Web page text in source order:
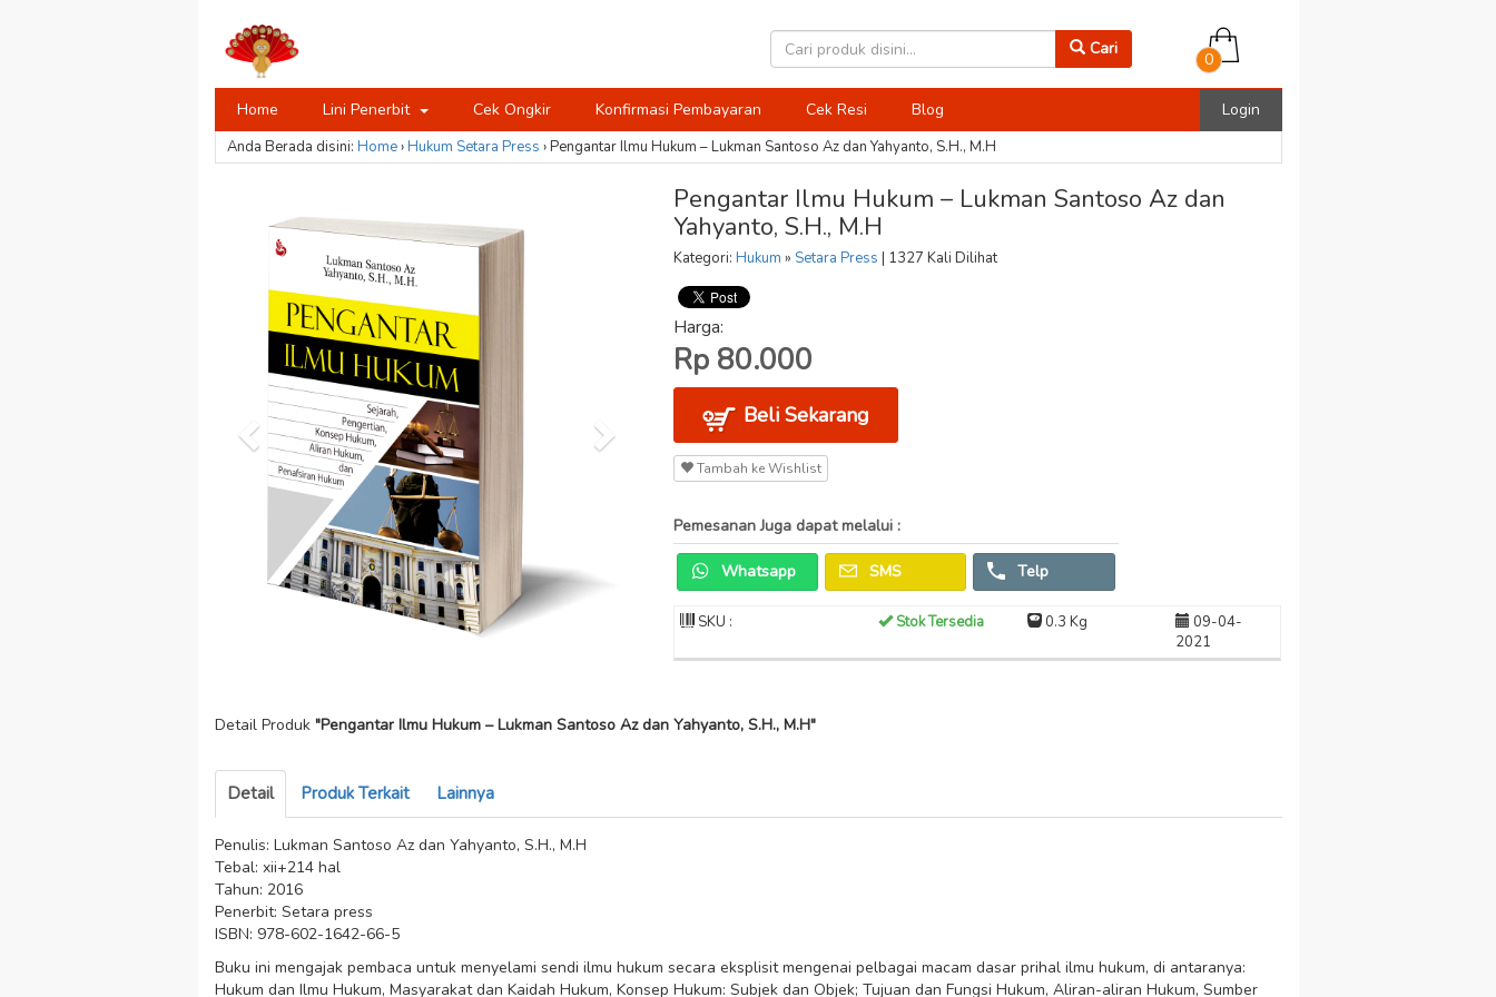
Cari
0
Home Lini Penerbit Cek Ongkir Konfirmasi Pembayaran Cek Resi Blog Login
Anda Berada disini: Home›Hukum Setara Press ›Pengantar Ilmu Hukum – Lukman Santoso Az dan Yahyanto, S.H., M.H
Pengantar Ilmu Hukum – Lukman Santoso Az dan
Yahyanto, S.H., M.H
Kategori: Hukum » Setara Press | 1327 Kali Dilihat
Harga:
Rp 80.000
Beli Sekarang
Tambah ke Wishlist
Pemesanan Juga dapat melalui :
Whatsapp SMS Telp
SKU : Stok Tersedia 0.3 Kg
09-04-
2021
Detail Produk "Pengantar Ilmu Hukum – Lukman Santoso Az dan Yahyanto, S.H., M.H"
Detail Produk Terkait Lainnya
Penulis: Lukman Santoso Az dan Yahyanto, S.H., M.H
Tebal: xii+214 hal
Tahun: 2016
Penerbit: Setara press
ISBN: 978-602-1642-66-5
Buku ini mengajak pembaca untuk menyelami sendi ilmu hukum secara eksplisit mengenai pelbagai macam dasar prihal ilmu hukum, di antaranya:
Hukum dan Ilmu Hukum, Masyarakat dan Kaidah Hukum, Konsep Hukum: Subjek dan Objek; Tujuan dan Fungsi Hukum, Aliran-aliran Hukum, Sumber